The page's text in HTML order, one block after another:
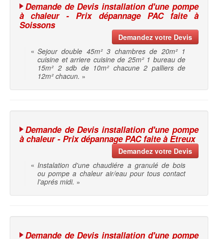
Demande de Devis installation d'une pompe
à chaleur - Prix dépannage PAC faite à
Soissons
Demandez votre Devis
« Sejour double 45m² 3 chambres de 20m² 1
cuisine et arriere cuisine de 25m² 1 bureau de
15m² 2 sdb de 10m² chacune 2 palliers de
12m² chacun. »
Demande de Devis installation d'une pompe
à chaleur - Prix dépannage PAC faite à Etreux
Demandez votre Devis
« Instalation d'une chaudiére a granulé de bois
ou pompe a chaleur air/eau pour tous contact
l'aprés midi. »
Demande de Devis installation d'une pompe